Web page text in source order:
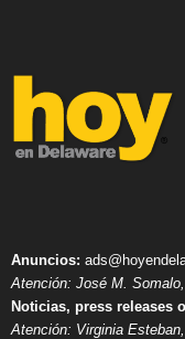
Anuncios:
Atención: José M.
Noticias, press releases
Atención: Virginia